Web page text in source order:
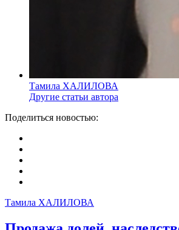
Тамила ХАЛИЛОВА
Другие статьи автора
Поделиться новостью:
Тамила ХАЛИЛОВА